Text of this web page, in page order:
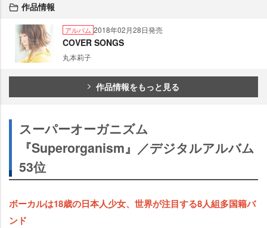
作品情報
アルバム 2018年02月28日発売
COVER SONGS
丸本莉子
作品情報をもっと見る
スーパーオーガニズム
『Superorganism』／デジタルアルバム
53位
ボーカルは18歳の日本人少女、世界が注目する8人組多国籍バ
ンド